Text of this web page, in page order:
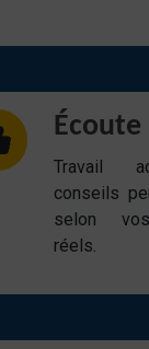
Écoute
Travail
conseils
selon
réels.